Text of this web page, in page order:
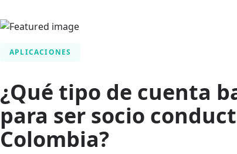
APLICACIONES
¿Qué tipo de cuenta
para ser socio
Colombia?